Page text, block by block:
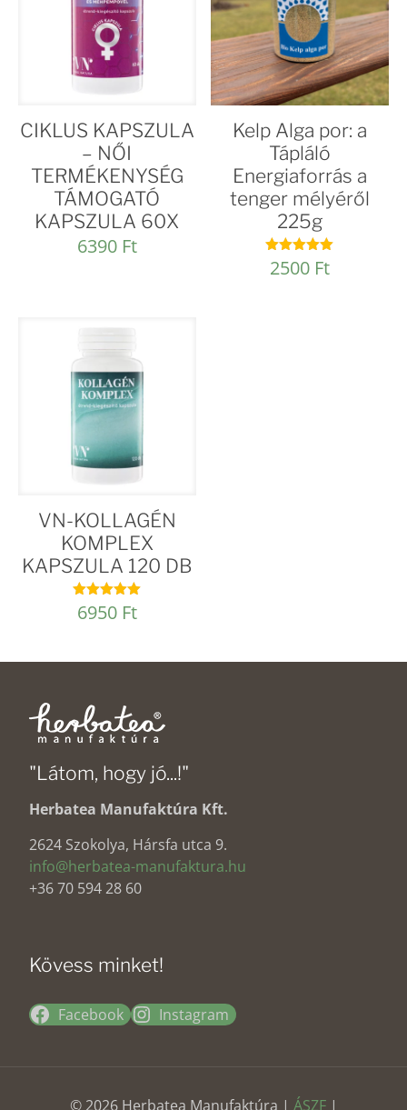
CIKLUS KAPSZULA
– NŐI
TERMÉKENYSÉG
TÁMOGATÓ
KAPSZULA 60X
6390 Ft
Kelp Alga por: a
Tápláló
Energiaforrás a
tenger mélyéről
225g
Értékelés:
5.00
2500 Ft
VN-KOLLAGÉN
KOMPLEX
KAPSZULA 120 DB
Értékelés:
5.00
6950 Ft
"Látom, hogy jó...!"
Herbatea Manufaktúra Kft.
2624 Szokolya, Hársfa utca 9.
info@herbatea-manufaktura.hu
+36 70 594 28 60
Kövess minket!
Facebook Instagram
© 2026 Herbatea Manufaktúra | ÁSZF|